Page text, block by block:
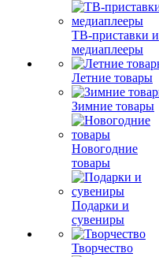
ТВ-приставки и
медиаплееры
Летние товары
Зимние товары
Новогодние
товары
Подарки и
сувениры
Творчество